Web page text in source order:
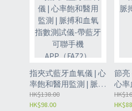
指夾式藍牙血氧儀 | 心
率飽和醫用監測 | 脈搏
和血氧指數測試儀-帶
藍牙可聯手機
HK$138.00
HK$98.00
節亮
心率